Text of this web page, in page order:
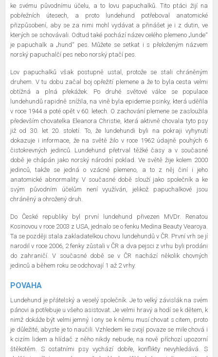
ke svému původnímu účelu, a to lovu papuchalků. Tito ptáci žijí na
pobřežních útesech, a proto lundehund potřeboval anatomické
přizpůsobení, aby se za nimi mohl vydávat a přinášet je i z dutin, ve
kterých se schovávali. Odtud také pochází název celého plemeno „lunde“
je papuchalk a „hund“ pes. Můžete se setkat i s přeloženým názvem
norský papuchalčí pes nebo norský ptačí pes.
Lov papuchalků však postupně ustal, protože se stali chráněným
druhem. V tu dobu začal boj opřežití plemene a že to byla cesta velmi
obtížná a plná překážek. Po druhé světové válce se populace
lundehundů rapidně snížila, na vině byla epidemie psinky, která uděřila
v roce 1944 a poté opět v 60. letech. O zachování plemene se zasloužila
především chovatelka Eleanora Christie, která aktivně chovala tyto psy
již od 30. let 20. století. To, že lundehundi byli na pokraji vyhynutí
dokazuje i informace, že na světě žilo v roce 1962 údajně pouhých 6
čistokrevných jedinců. Lundehund přetrval těžké časy a v současné
době je chápán jako norský národní poklad. Ve světě žije kolem 2000
jedinců, takže se jedná o vzácné plemeno, a to z něj činí i jeho
anatomické abnormality. V současné době slouží jako společník a ke
svým původním účelům není využíván, jelikož papuchalkové jsou
chráněný a ohrožený druh.
Do České republiky byl první lundehund přivezen MVDr. Renatou
Kosinovou v roce 2003 z USA, jednalo se o fenku Medina Beauty Vearoya.
Ta se později stala zakladatelkou chovu lundehundů v ČR. První vrh se jí
narodil v roce 2006, 2 fenky zůstali v ČR a dva pejsci z vrhu byli prodáni
do zahraničí. V současné době se v ČR nachází několik chovných
jedinců a během roku se odchovají 1 až 2 vrhy.
POVAHA
Lundehund je přátelský a veselý společník. Je to velký závislák na svém
pánovi a potřebuje u všeho asistovat. Je velmi hravý a hodí se k dětem, k
nimž dokáže být velmi jemný. I ony se k němu musí chovat s citem, proto
je důležité, abyste je to naučili. Vzhledem ke svojí povaze se mile chová i
k cizím lidem a hlídač z něho nikdy nebude, na nově příchozí upozorní
štěkotěm. S ostatními psy vychází dobře, konflikty nevyhledává. S